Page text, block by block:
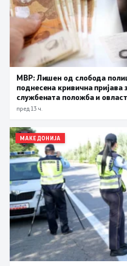
МВР: Лишен од слобода
поднесена кривична пријава
службената положба и
пред 13 ч.
МАКЕДОНИЈА